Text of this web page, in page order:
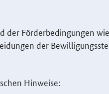
der Förderbedingungen
der
Hinweise: